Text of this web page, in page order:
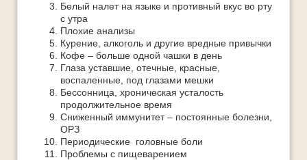
Белый налет на языке и противный вкус во рту
с утра
Плохие анализы
Курение, алкоголь и другие вредные привычки
Кофе – больше одной чашки в день
Глаза уставшие, отечные, красные,
воспаленные, под глазами мешки
Бессонница, хроническая усталость
продолжительное время
Сниженный иммунитет – постоянные болезни,
ОРЗ
Периодические головные боли
Проблемы с пищеварением